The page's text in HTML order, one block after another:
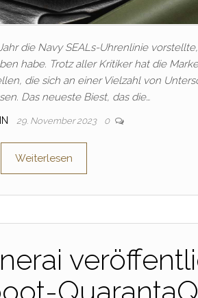
die Navy SEALs-Uhrenlinie
habe. Trotz aller Kritiker hat die
die sich an einer Vielzahl von
Das neueste Biest, das die…
29. November 2023 0
Weiterlesen